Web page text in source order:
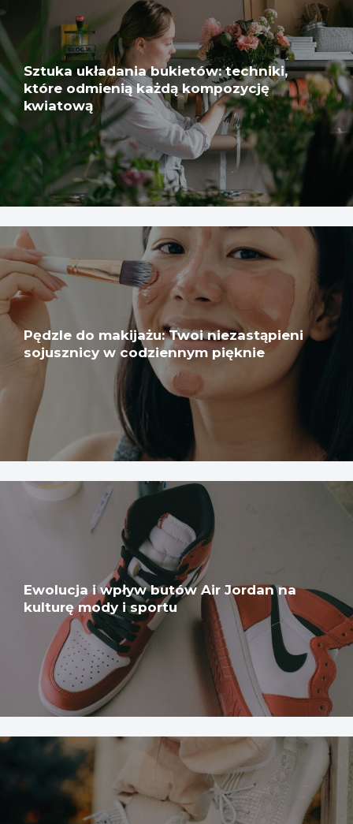
Sztuka układania bukietów: techniki,
które odmienią każdą kompozycję
kwiatową
Pędzle do makijażu: Twoi niezastąpieni
sojusznicy w codziennym pięknie
Ewolucja i wpływ butów Air Jordan na
kulturę mody i sportu